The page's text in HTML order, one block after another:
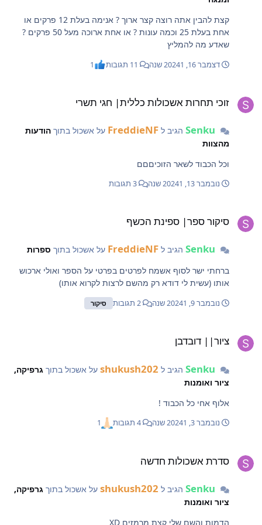
תחוס עלי אדוני הגדול חזרתו של הגיבור
קצת להבין אתה רוצה קצר ארוך ? אנימה בעלת 12 פרקים או
אחת בעלת 25 וכמה עונות ? או אחת ארוכה מעל 50 פרקים ?
שאדע מה להמליץ
דצמבר 16, 2024 1 שנה 1
זוכי תחרות אשכולות כללית| חגי תשרי
Senkuהגיב ל FreddieNF על אשכול בתוך הודעות
מהצוות
וכל הכבוד לשאר הזוכיםםם
נובמבר 13, 2024 1 שנה
סיקור ספר| ספינת הכשף
Senkuהגיב ל FreddieNF על אשכול בתוך ספרות
ברחתי ישר לסוף אשמח לפרטים בפרטי על הספר ואולי ארכוש
אותו (עשית לי דודא רק מהשם לרצות לקרוא אותו)
נובמבר 9, 2024 1 שנה סיקור
ציור|| דובדבן
Senkuהגיב ל shukush202על אשכול בתוך גרפיקה,
ציור ואומנות
אלוף אחי כל הכבוד !
נובמבר 3, 2024 1 שנה 1
סדרת אשכולות חדשה
Senkuהגיב ל shukush202על אשכול בתוך גרפיקה,
ציור ואומנות
הדמות והשם שלי קצת מרמזים XD